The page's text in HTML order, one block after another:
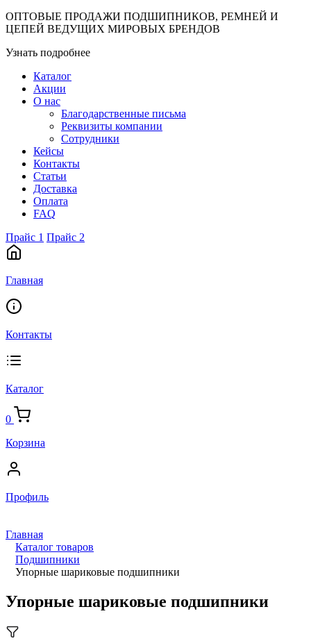
ОПТОВЫЕ ПРОДАЖИ ПОДШИПНИКОВ, РЕМНЕЙ И
ЦЕПЕЙ ВЕДУЩИХ МИРОВЫХ БРЕНДОВ
Узнать подробнее
Каталог
Акции
О нас
Благодарственные письма
Реквизиты компании
Сотрудники
Кейсы
Контакты
Статьи
Доставка
Оплата
FAQ
Прайс 1 Прайс 2
Главная
Контакты
Каталог
0
Корзина
Профиль
Главная
Каталог товаров
Подшипники
Упорные шариковые подшипники
Упорные шариковые подшипники